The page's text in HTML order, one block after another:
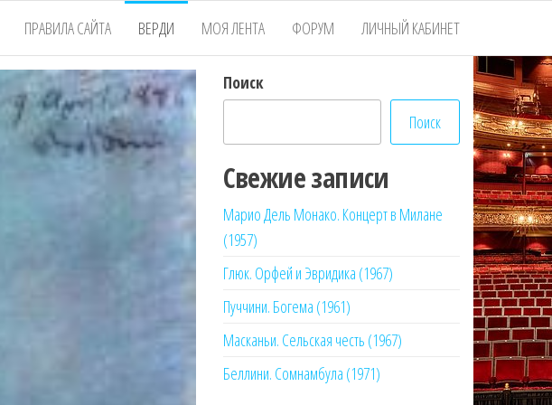
ПРАВИЛА САЙТА ВЕРДИ МОЯ ЛЕНТА ФОРУМ ЛИЧНЫЙ КАБИНЕТ
Поиск
Поиск
Свежие записи
Марио Дель Монако. Концерт в Милане
(1957)
Глюк. Орфей и Эвридика (1967)
Пуччини. Богема (1961)
Масканьи. Сельская честь (1967)
Беллини. Сомнамбула (1971)